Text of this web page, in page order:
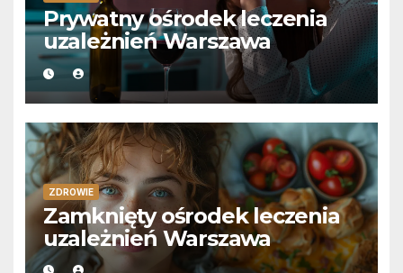
Prywatny ośrodek leczenia
uzależnień Warszawa
ZDROWIE
Zamknięty ośrodek leczenia
uzależnień Warszawa